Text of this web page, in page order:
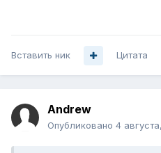
Вставить ник Цитата
Andrеw
Опубликовано 4